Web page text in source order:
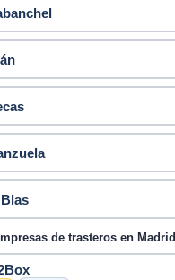
de trasteros en Madrid